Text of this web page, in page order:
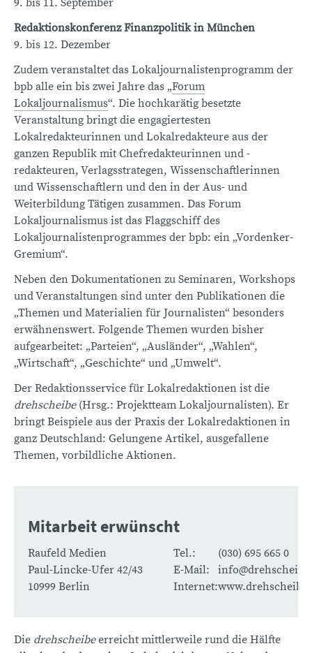
9. bis 11. September
Redaktionskonferenz Finanzpolitik in München
9. bis 12. Dezember
Zudem veranstaltet das Lokaljournalistenprogramm der
bpb alle ein bis zwei Jahre das „Forum
Lokaljournalismus“. Die hochkarätig besetzte
Veranstaltung bringt die engagiertesten
Lokalredakteurinnen und Lokalredakteure aus der
ganzen Republik mit Chefredakteurinnen und -
redakteuren, Verlagsstrategen, Wissenschaftlerinnen
und Wissenschaftlern und den in der Aus- und
Weiterbildung Tätigen zusammen. Das Forum
Lokaljournalismus ist das Flaggschiff des
Lokaljournalistenprogrammes der bpb: ein „Vordenker-
Gremium“.
Neben den Dokumentationen zu Seminaren, Workshops
und Veranstaltungen sind unter den Publikationen die
„Themen und Materialien für Journalisten“ besonders
erwähnenswert. Folgende Themen wurden bisher
aufgearbeitet: „Parteien“, „Ausländer“, „Wahlen“,
„Wirtschaft“, „Geschichte“ und „Umwelt“.
Der Redaktionsservice für Lokalredaktionen ist die
drehscheibe(Hrsg.: Projektteam Lokaljournalisten). Er
bringt Beispiele aus der Praxis der Lokalredaktionen in
ganz Deutschland: Gelungene Artikel, ausgefallene
Themen, vorbildliche Aktionen.
Mitarbeit erwünscht
Raufeld Medien Tel.:
(030) 695 665 0
Paul-Lincke-Ufer 42/43
E-Mail:
10999 Berlin
Internet:
Die drehscheibeerreicht mittlerweile rund die Hälfte